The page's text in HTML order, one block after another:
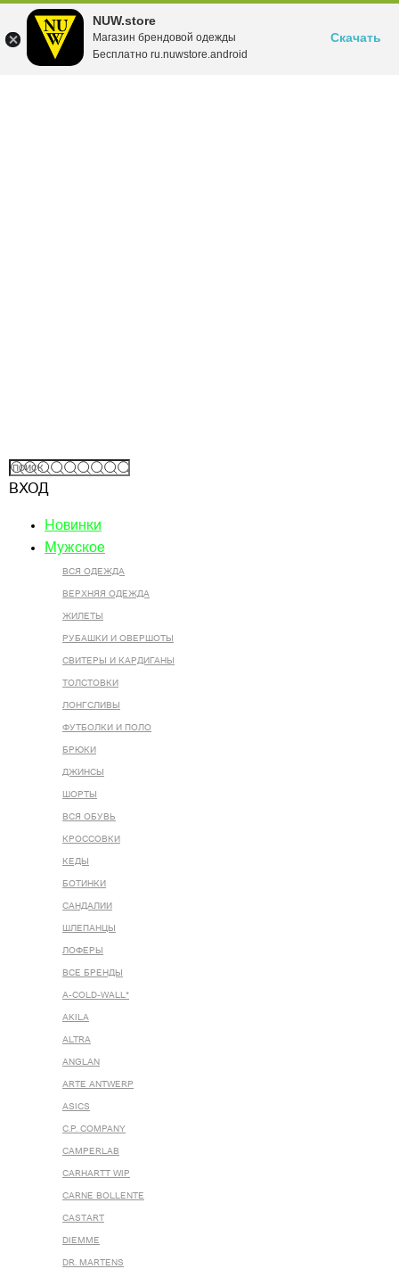
NUW.store
Магазин брендовой одежды
Бесплатно ru.nuwstore.android
Скачать
ВХОД
Новинки
Мужское
ВСЯ ОДЕЖДА
ВЕРХНЯЯ ОДЕЖДА
ЖИЛЕТЫ
РУБАШКИ И ОВЕРШОТЫ
СВИТЕРЫ И КАРДИГАНЫ
ТОЛСТОВКИ
ЛОНГСЛИВЫ
ФУТБОЛКИ И ПОЛО
БРЮКИ
ДЖИНСЫ
ШОРТЫ
ВСЯ ОБУВЬ
КРОССОВКИ
КЕДЫ
БОТИНКИ
САНДАЛИИ
ШЛЕПАНЦЫ
ЛОФЕРЫ
ВСЕ БРЕНДЫ
A-COLD-WALL*
AKILA
ALTRA
ANGLAN
ARTE ANTWERP
ASICS
C.P. COMPANY
CAMPERLAB
CARHARTT WIP
CARNE BOLLENTE
CASTART
DIEMME
DR. MARTENS